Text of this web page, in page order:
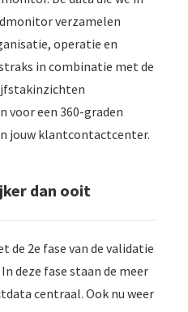
verzamelen
operatie en
in combinatie met de
voor een 360-graden
jouw klantcontactcenter.
dan ooit
2e fase van de validatie
deze fase staan de meer
centraal. Ook nu weer